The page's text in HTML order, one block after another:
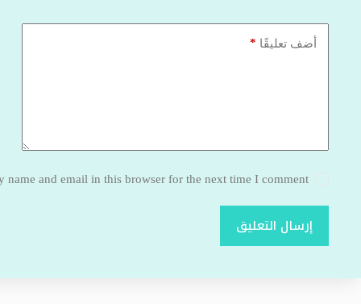
أضف تعليقًا *
name and email in this browser for the next time I comment.
إرسال التعليق